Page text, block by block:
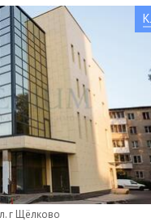
г Щёлково